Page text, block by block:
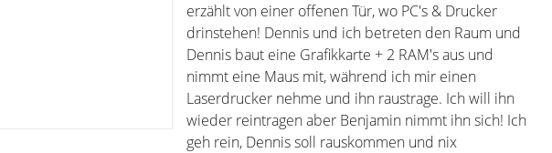
erzählt von einer offenen Tür, wo PC's & Drucker
drinstehen! Dennis und ich betreten den Raum und
Dennis baut eine Grafikkarte + 2 RAM's aus und
nimmt eine Maus mit, während ich mir einen
Laserdrucker nehme und ihn raustrage. Ich will ihn
wieder reintragen aber Benjamin nimmt ihn sich! Ich
geh rein, Dennis soll rauskommen und nix